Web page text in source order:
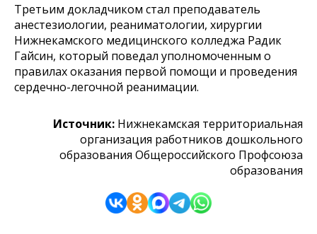
Третьим докладчиком стал преподаватель
анестезиологии, реаниматологии, хирургии
Нижнекамского медицинского колледжа Радик
Гайсин, который поведал уполномоченным о
правилах оказания первой помощи и проведения
сердечно-легочной реанимации.
Источник: Нижнекамская территориальная
организация работников дошкольного
образования Общероссийского Профсоюза
образования